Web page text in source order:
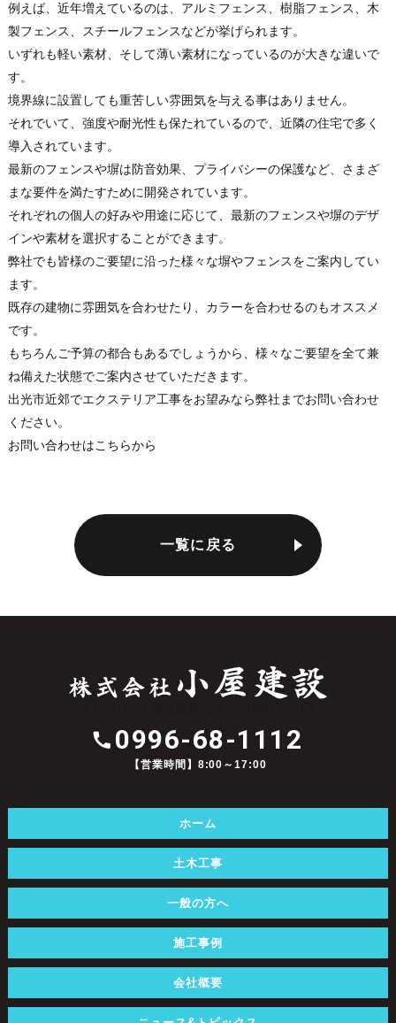
例えば、近年増えているのは、アルミフェンス、樹脂フェンス、木
製フェンス、スチールフェンスなどが挙げられます。
いずれも軽い素材、そして薄い素材になっているのが大きな違いで
す。
境界線に設置しても重苦しい雰囲気を与える事はありません。
それでいて、強度や耐光性も保たれているので、近隣の住宅で多く
導入されています。
最新のフェンスや塀は防音効果、プライバシーの保護など、さまざ
まな要件を満たすために開発されています。
それぞれの個人の好みや用途に応じて、最新のフェンスや塀のデザ
インや素材を選択することができます。
弊社でも皆様のご要望に沿った様々な塀やフェンスをご案内してい
ます。
既存の建物に雰囲気を合わせたり、カラーを合わせるのもオススメ
です。
もちろんご予算の都合もあるでしょうから、様々なご要望を全て兼
ね備えた状態でご案内させていただきます。
出光市近郊でエクステリア工事をお望みなら弊社までお問い合わせ
ください。
お問い合わせはこちらから
一覧に戻る
0996-68-1112
【営業時間】8:00～17:00
ホーム
土木工事
一般の方へ
施工事例
会社概要